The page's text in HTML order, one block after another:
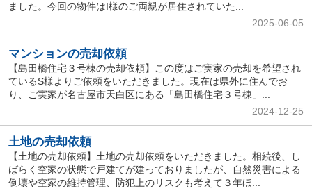
ました。今回の物件はI様のご両親が居住されていた...
2025-06-05
マンションの売却依頼
【島田橋住宅３号棟の売却依頼】この度はご実家の売却を希望され
ているS様よりご依頼をいただきました。現在は県外に住んでお
り、ご実家が名古屋市天白区にある「島田橋住宅３号棟」...
2024-12-25
土地の売却依頼
【土地の売却依頼】土地の売却依頼をいただきました。相続後、し
ばらく空家の状態で戸建てが建っておりましたが、自然災害による
倒壊や空家の維持管理、防犯上のリスクも考えて３年ほ...